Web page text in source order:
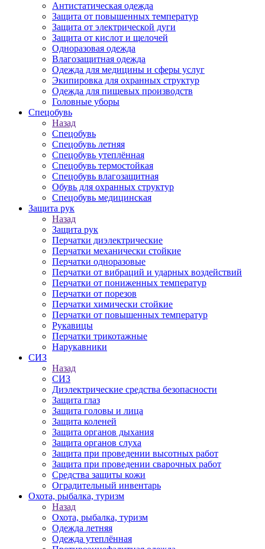
Антистатическая одежда
Защита от повышенных температур
Защита от электрической дуги
Защита от кислот и щелочей
Одноразовая одежда
Влагозащитная одежда
Одежда для медицины и сферы услуг
Экипировка для охранных структур
Одежда для пищевых производств
Головные уборы
Спецобувь
Назад
Спецобувь
Спецобувь летняя
Спецобувь утеплённая
Спецобувь термостойкая
Спецобувь влагозащитная
Обувь для охранных структур
Спецобувь медицинская
Защита рук
Назад
Защита рук
Перчатки диэлектрические
Перчатки механически стойкие
Перчатки одноразовые
Перчатки от вибраций и ударных воздействий
Перчатки от пониженных температур
Перчатки от порезов
Перчатки химически стойкие
Перчатки от повышенных температур
Рукавицы
Перчатки трикотажные
Нарукавники
СИЗ
Назад
СИЗ
Диэлектрические средства безопасности
Защита глаз
Защита головы и лица
Защита коленей
Защита органов дыхания
Защита органов слуха
Защита при проведении высотных работ
Защита при проведении сварочных работ
Средства защиты кожи
Оградительный инвентарь
Охота, рыбалка, туризм
Назад
Охота, рыбалка, туризм
Одежда летняя
Одежда утеплённая